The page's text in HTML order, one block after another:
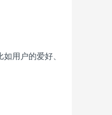
用户的爱好、